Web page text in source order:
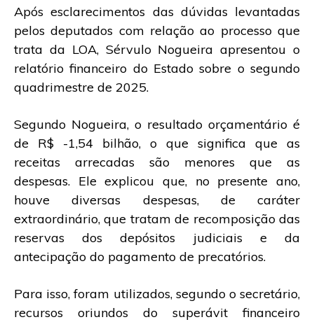
Após esclarecimentos das dúvidas levantadas
pelos deputados com relação ao processo que
trata da LOA, Sérvulo Nogueira apresentou o
relatório financeiro do Estado sobre o segundo
quadrimestre de 2025.
Segundo Nogueira, o resultado orçamentário é
de R$ -1,54 bilhão, o que significa que as
receitas arrecadas são menores que as
despesas. Ele explicou que, no presente ano,
houve diversas despesas, de caráter
extraordinário, que tratam de recomposição das
reservas dos depósitos judiciais e da
antecipação do pagamento de precatórios.
Para isso, foram utilizados, segundo o secretário,
recursos oriundos do superávit financeiro